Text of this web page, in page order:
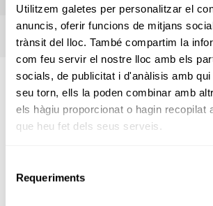
Utilitzem galetes per personalitzar el
anuncis, oferir funcions de mitjans
trànsit del lloc. També compartim la
com feu servir el nostre lloc amb els
socials, de publicitat i d'anàlisis amb qui
seu torn, ells la poden combinar amb
els hàgiu proporcionat o hagin recopilat
que heu fet dels seus serveis.
Requeriments
TERMES DE LA
SPONSORS